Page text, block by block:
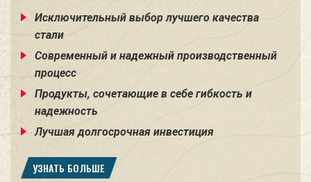
Исключительный выбор лучшего качества
стали
Современный и надежный производственный
процесс
Продукты, сочетающие в себе гибкость и
надежность
Лучшая долгосрочная инвестиция
УЗНАТЬ БОЛЬШЕ